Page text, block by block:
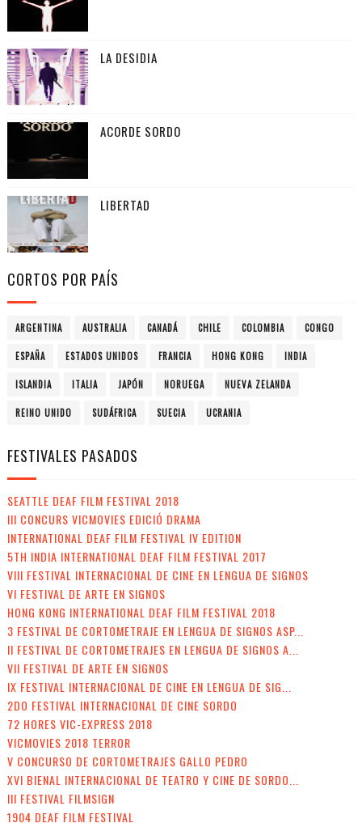
LA DESIDIA
ACORDE SORDO
LIBERTAD
CORTOS POR PAÍS
ARGENTINA AUSTRALIA CANADÁ CHILE COLOMBIA CONGO
ESPAÑA ESTADOS UNIDOS FRANCIA HONG KONG INDIA
ISLANDIA ITALIA JAPÓN NORUEGA NUEVA ZELANDA
REINO UNIDO SUDÁFRICA SUECIA UCRANIA
FESTIVALES PASADOS
SEATTLE DEAF FILM FESTIVAL 2018
III CONCURS VICMOVIES EDICIÓ DRAMA
INTERNATIONAL DEAF FILM FESTIVAL IV EDITION
5TH INDIA INTERNATIONAL DEAF FILM FESTIVAL 2017
VIII FESTIVAL INTERNACIONAL DE CINE EN LENGUA DE SIGNOS
VI FESTIVAL DE ARTE EN SIGNOS
HONG KONG INTERNATIONAL DEAF FILM FESTIVAL 2018
3 FESTIVAL DE CORTOMETRAJE EN LENGUA DE SIGNOS ASP...
II FESTIVAL DE CORTOMETRAJES EN LENGUA DE SIGNOS A...
VII FESTIVAL DE ARTE EN SIGNOS
IX FESTIVAL INTERNACIONAL DE CINE EN LENGUA DE SIG...
2DO FESTIVAL INTERNACIONAL DE CINE SORDO
72 HORES VIC-EXPRESS 2018
VICMOVIES 2018 TERROR
V CONCURSO DE CORTOMETRAJES GALLO PEDRO
XVI BIENAL INTERNACIONAL DE TEATRO Y CINE DE SORDO...
III FESTIVAL FILMSIGN
1904 DEAF FILM FESTIVAL